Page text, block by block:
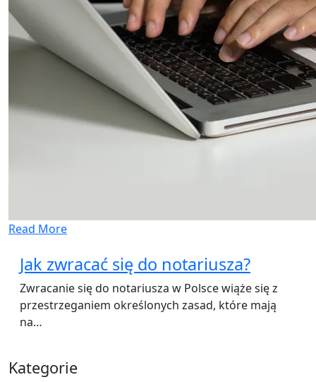
Read More
Jak zwracać się do notariusza?
Zwracanie się do notariusza w Polsce wiąże się z
przestrzeganiem określonych zasad, które mają
na…
Kategorie